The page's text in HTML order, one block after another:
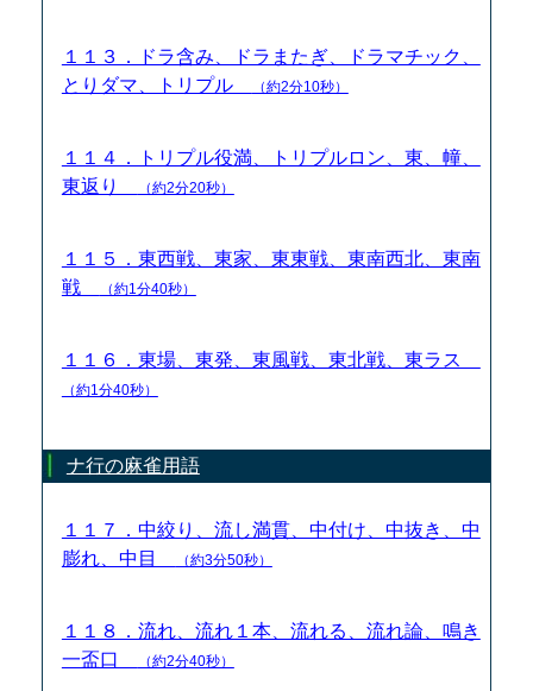
１１３．ドラ含み、ドラまたぎ、ドラマチック、
とりダマ、トリプル
（約2分10秒）
１１４．トリプル役満、トリプルロン、東、幢、
東返り
（約2分20秒）
１１５．東西戦、東家、東東戦、東南西北、東南
戦
（約1分40秒）
１１６．東場、東発、東風戦、東北戦、東ラス
（約1分40秒）
ナ行の麻雀用語
１１７．中絞り、流し満貫、中付け、中抜き、中
膨れ、中目
（約3分50秒）
１１８．流れ、流れ１本、流れる、流れ論、鳴き
一盃口
（約2分40秒）